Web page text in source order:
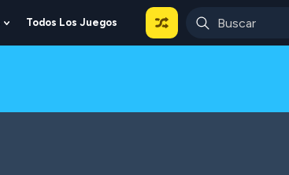
Show
Submenu
Todos Los Juegos